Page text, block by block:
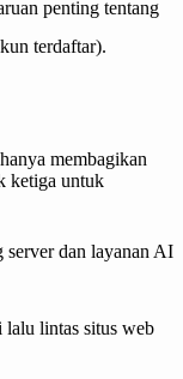
penting tentang
terdaftar).
membagikan
ketiga untuk
server dan layanan AI
lalu lintas situs web